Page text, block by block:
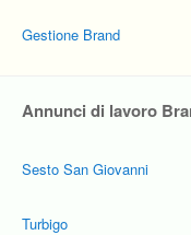
Gestione Brand
Annunci di lavoro
Sesto San Giovanni
Turbigo